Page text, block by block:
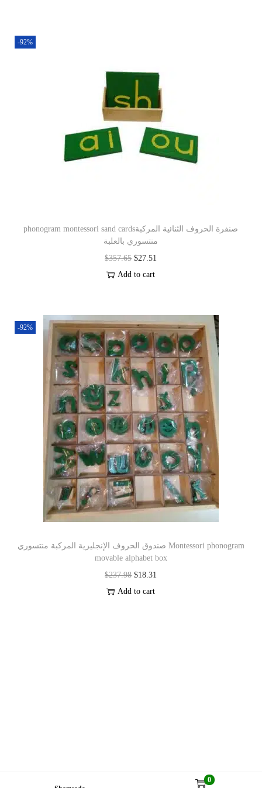
-92%
phonogram montessori sand cardsصنفرة الحروف الثنائية المركبة
منتسوري بالعلبة
$357.65 $27.51
Add to cart
-92%
صندوق الحروف الإنجليزية المركبة منتسوري Montessori phonogram
movable alphabet box
$237.98 $18.31
Add to cart
0